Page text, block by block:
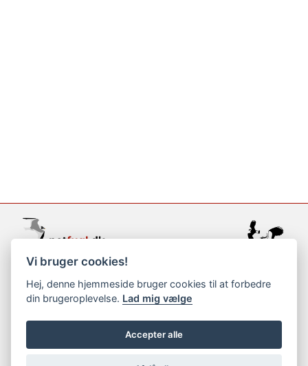
support@netfugl.dk
copyright © 2002-2023
Vi bruger cookies!
Hej, denne hjemmeside bruger cookies til at forbedre
din brugeroplevelse. Lad mig vælge
Accepter alle